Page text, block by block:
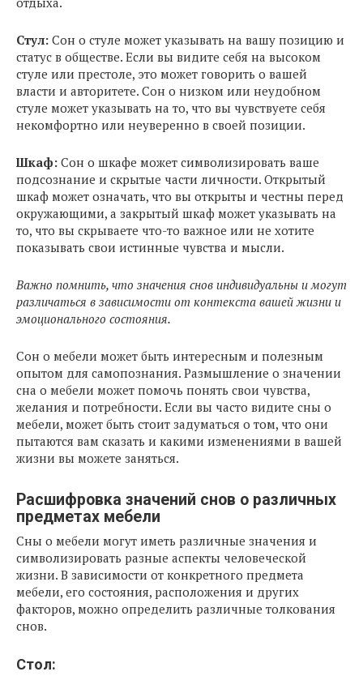
Стул: Сон о стуле может указывать на вашу позицию и
статус в обществе. Если вы видите себя на высоком
стуле или престоле, это может говорить о вашей
власти и авторитете. Сон о низком или неудобном
стуле может указывать на то, что вы чувствуете себя
некомфортно или неуверенно в своей позиции.
Шкаф: Сон о шкафе может символизировать ваше
подсознание и скрытые части личности. Открытый
шкаф может означать, что вы открыты и честны перед
окружающими, а закрытый шкаф может указывать на
то, что вы скрываете что-то важное или не хотите
показывать свои истинные чувства и мысли.
Важно помнить, что значения снов индивидуальны и могут
различаться в зависимости от контекста вашей жизни и
эмоционального состояния.
Сон о мебели может быть интересным и полезным
опытом для самопознания. Размышление о значении
сна о мебели может помочь понять свои чувства,
желания и потребности. Если вы часто видите сны о
мебели, может быть стоит задуматься о том, что они
пытаются вам сказать и какими изменениями в вашей
жизни вы можете заняться.
Расшифровка значений снов о различных
предметах мебели
Сны о мебели могут иметь различные значения и
символизировать разные аспекты человеческой
жизни. В зависимости от конкретного предмета
мебели, его состояния, расположения и других
факторов, можно определить различные толкования
снов.
Стол: